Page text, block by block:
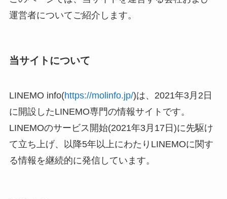
運営者についてご紹介します。
当サイトについて
LINEMO info(https://molinfo.jp/)は、2021年3月2日
に開設したLINEMO専門の情報サイトです。
LINEMOのサービス開始(2021年3月17日)に先駆け
て立ち上げ、以降5年以上にわたりLINEMOに関す
る情報を継続的に発信しています。